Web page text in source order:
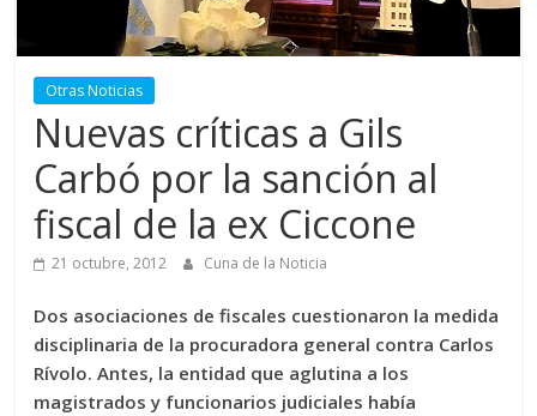
Otras Noticias
Nuevas críticas a Gils
Carbó por la sanción al
fiscal de la ex Ciccone
21 octubre, 2012 Cuna de la Noticia
Dos asociaciones de fiscales cuestionaron la medida
disciplinaria de la procuradora general contra Carlos
Rívolo. Antes, la entidad que aglutina a los
magistrados y funcionarios judiciales había